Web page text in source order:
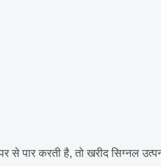
पार करती है, तो खरीद सिग्नल